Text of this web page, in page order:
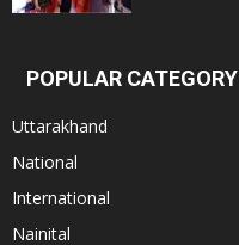
POPULAR CATEGORY
Uttarakhand
National
International
Nainital